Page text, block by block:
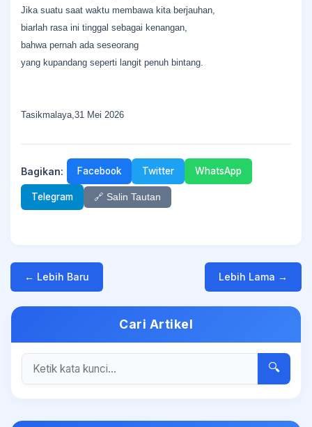
Jika suatu saat waktu membawa kita berjauhan,
biarlah rasa ini tinggal sebagai kenangan,
bahwa pernah ada seseorang
yang kupandang seperti langit penuh bintang.
Tasikmalaya,31 Mei 2026
Bagikan: Facebook Twitter WhatsApp
Telegram 🔗 Salin Tautan
← Lebih Baru Lebih Lama →
Cari Artikel
🔍